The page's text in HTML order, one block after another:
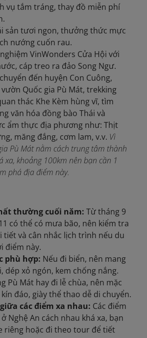
vụ tắm tráng, thay đồ miễn phí
sản tươi ngon, thưởng thức mực
nướng cuốn rau.
VinWonders Cửa Hội với
cáp treo ra đảo Song Ngư.
đến huyện Con Cuông,
Quốc gia Pù Mát, trekking
thác Khe Kèm hùng vĩ, tìm
văn hóa đồng bào Thái và
ẩm thực địa phương như: Thịt
măng đắng, cơm lam, v.v. Vì
Pù Mát nằm cách trung tâm thành
xa, khoảng 100km nên bạn cần 1
phá địa điểm này.
thường cuối năm: Từ tháng 9
có thể có mưa bão, nên kiểm tra
tiết và cân nhắc lịch trình nếu du
điểm này.
phù hợp: Nếu đi biển, nên mang
dép xỏ ngón, kem chống nắng.
Pù Mát hay đi lễ chùa, nên mặc
đáo, giày thể thao dễ di chuyển.
các điểm xa nhau: Các điểm
Nghệ An cách nhau khá xa, bạn
riêng hoặc đi theo tour để tiết